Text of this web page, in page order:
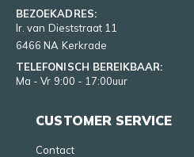
BEZOEKADRES:
Ir. van Dieststraat 11
6466 NA Kerkrade
TELEFONISCH BEREIKBAAR:
Ma - Vr 9:00 - 17:00uur
CUSTOMER SERVICE
Contact